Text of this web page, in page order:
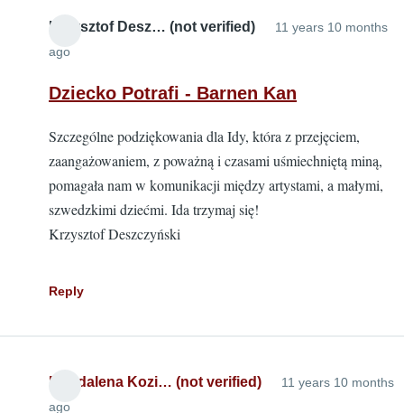
Krzysztof Desz… (not verified)
11 years 10 months
ago
Dziecko Potrafi - Barnen Kan
Szczególne podziękowania dla Idy, która z przejęciem,
zaangażowaniem, z poważną i czasami uśmiechniętą miną,
pomagała nam w komunikacji między artystami, a małymi,
szwedzkimi dziećmi. Ida trzymaj się!
Krzysztof Deszczyński
Reply
Magdalena Kozi… (not verified)
11 years 10 months
ago